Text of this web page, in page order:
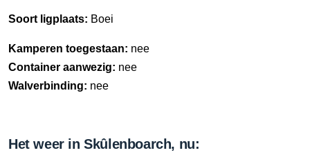
Soort ligplaats: Boei
Kamperen toegestaan: nee
Container aanwezig: nee
Walverbinding: nee
Het weer in Skûlenboarch, nu: